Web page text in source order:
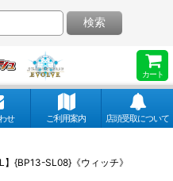
カート
検索
せ ご利用案内 店頭受取について
】{BP13-SL08}《ウィッチ》